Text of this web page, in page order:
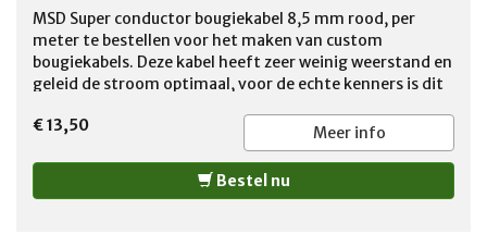
MSD Super conductor bougiekabel 8,5 mm rood, per
meter te bestellen voor het maken van custom
bougiekabels. Deze kabel heeft zeer weinig weerstand en
geleid de stroom optimaal, voor de echte kenners is dit
de motor. Per meter te bestellen voor 13,00 euro incl
btw per meter. LET OP: door u bestelde op maat
afgeknipte kabel kan niet retour worden gezonden !!
€ 13,50 Meer info
Bestel nu